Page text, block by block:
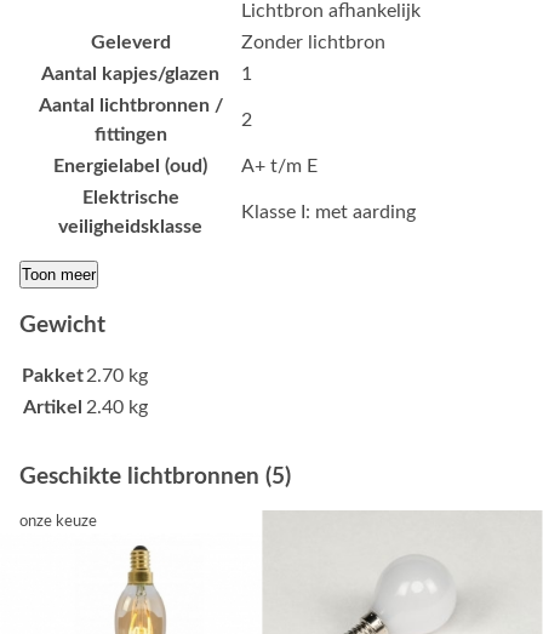
Lichtbron afhankelijk
Geleverd
Zonder lichtbron
Aantal kapjes/glazen
1
Aantal lichtbronnen /
fittingen
2
Energielabel (oud)
A+ t/m E
Elektrische
veiligheidsklasse
Klasse I: met aarding
Toon meer
Gewicht
Pakket2.70 kg
Artikel 2.40 kg
Geschikte lichtbronnen (5)
onze keuze